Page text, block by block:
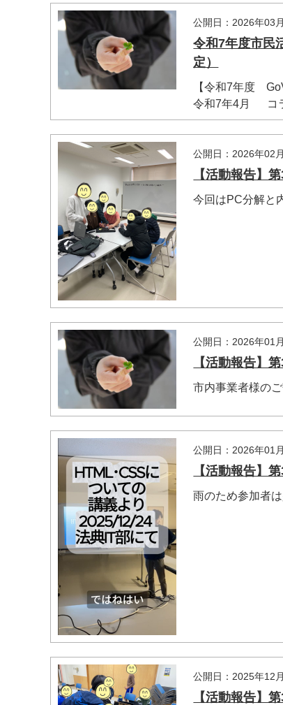
公開日：2026年03
令和7年度市民
定）
【令和7年度
令和7年4月 コ
公開日：2026年02
【活動報告】
今回はPC分解と
公開日：2026年01
【活動報告】
市内事業者様の
公開日：2026年01
【活動報告】
雨のため参加者
公開日：2025年12
【活動報告】